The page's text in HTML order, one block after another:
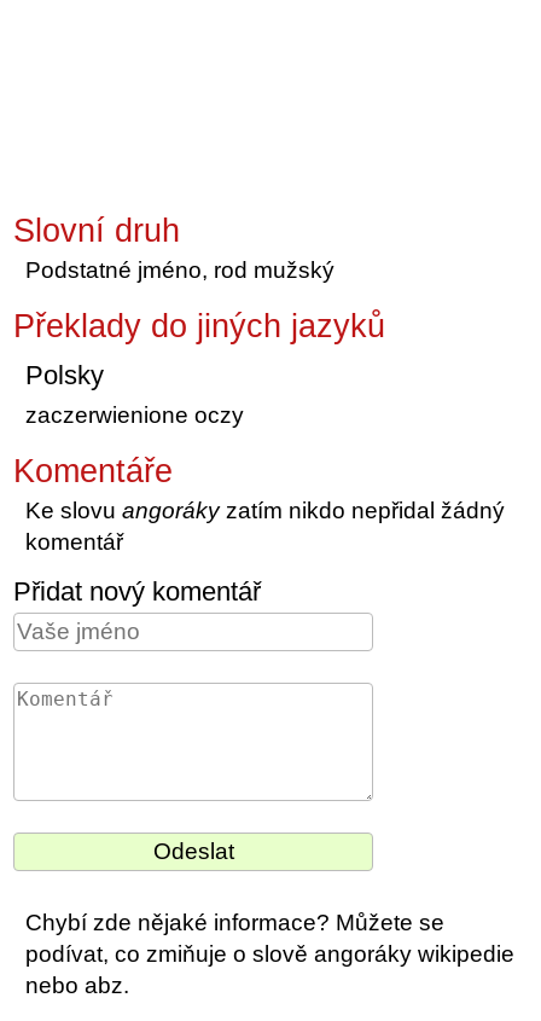
Slovní druh
Podstatné jméno, rod mužský
Překlady do jiných jazyků
Polsky
zaczerwienione oczy
Komentáře
Ke slovuangorákyzatím nikdo nepřidal žádný
komentář
Přidat nový komentář
Chybí zde nějaké informace? Můžete se
podívat, co zmiňuje o slově angoráky wikipedie
nebo abz.